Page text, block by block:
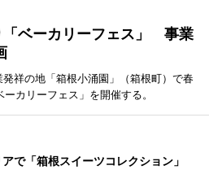
「ベーカリーフェス」 事業
祥の地「箱根小涌園」（箱根町）で春
カリーフェス」を開催する。
アで「箱根スイーツコレクション」